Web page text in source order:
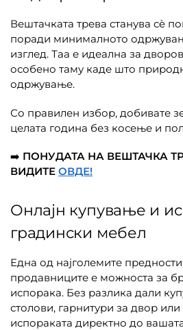
Вештачката трева станува сè
поради минималното
изглед. Таа е идеална за
особено таму каде што
одржување.
Со правилен избор, добивате
целата година без косење и
➡️ ПОНУДАТА НА ВЕШТАЧКА
ВИДИТЕ ОВДЕ!
Онлајн купување и
градински мебел
Една од најголемите
продавниците е можноста за
испорака. Без разлика дали
столови, гарнитури за двор
испораката директно до